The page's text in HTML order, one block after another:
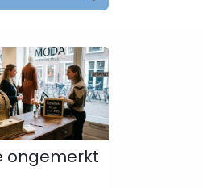
ongemerkt